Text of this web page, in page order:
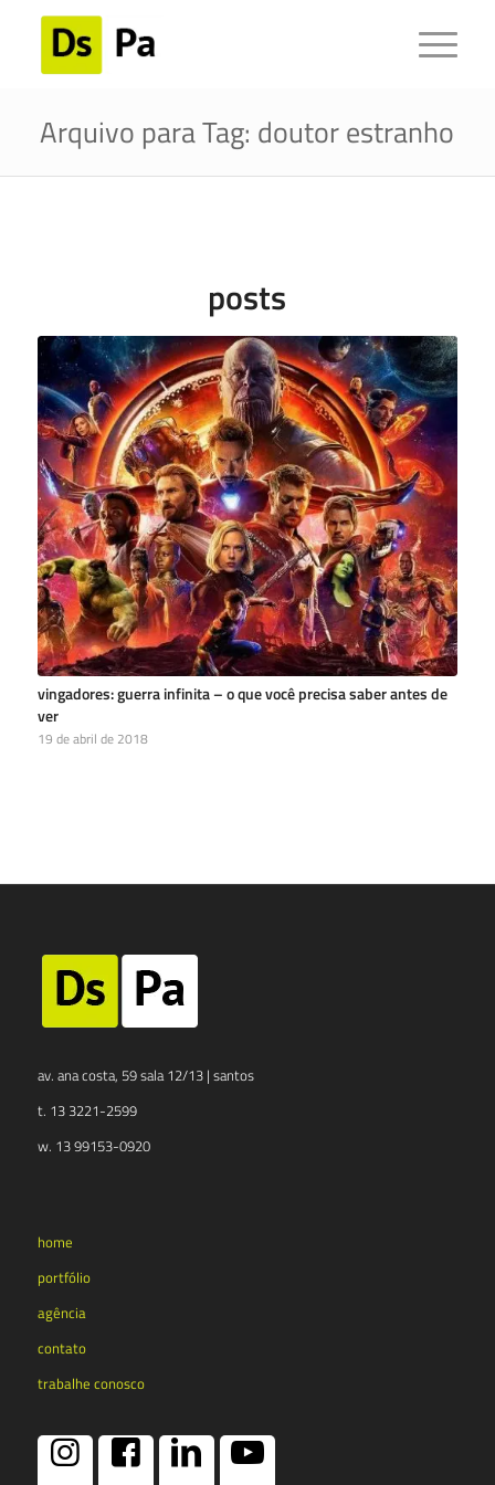
Arquivo para Tag: doutor estranho
posts
vingadores: guerra infinita – o que você precisa saber antes de
ver
19 de abril de 2018
av. ana costa, 59 sala 12/13 | santos
t. 13 3221-2599
w. 13 99153-0920
home
portfólio
agência
contato
trabalhe conosco